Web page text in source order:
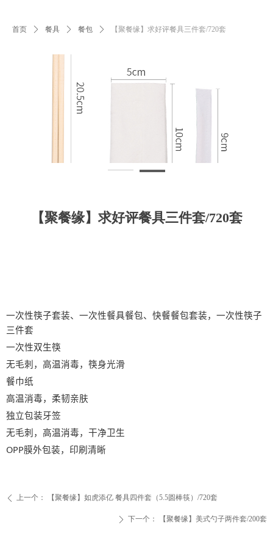
首页 ꄲ 餐具 ꄲ 餐包 ꄲ 【聚餐缘】求好评餐具三件套/720套
【聚餐缘】求好评餐具三件套/720套
ꄴ 上一个： 【聚餐缘】如虎添亿 餐具四件套（5.5圆棒筷）/720套
ꄲ 下一个： 【聚餐缘】美式勺子两件套/200套
一次性筷子套装、一次性餐具餐包、快餐餐包套装，一次性筷子
三件套
一次性双生筷
无毛刺，高温消毒，筷身光滑
餐巾纸
高温消毒，柔韧亲肤
独立包装牙签
无毛刺，高温消毒，干净卫生
OPP膜外包装，印刷清晰